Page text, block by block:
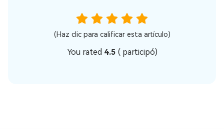
(Haz clic para calificar esta artículo)
You rated 4.5 ( participó)